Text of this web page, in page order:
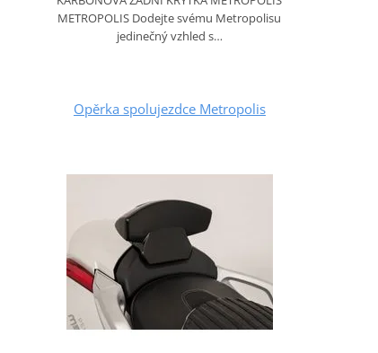
METROPOLIS Dodejte svému Metropolisu
jedinečný vzhled s…
Opěrka spolujezdce Metropolis